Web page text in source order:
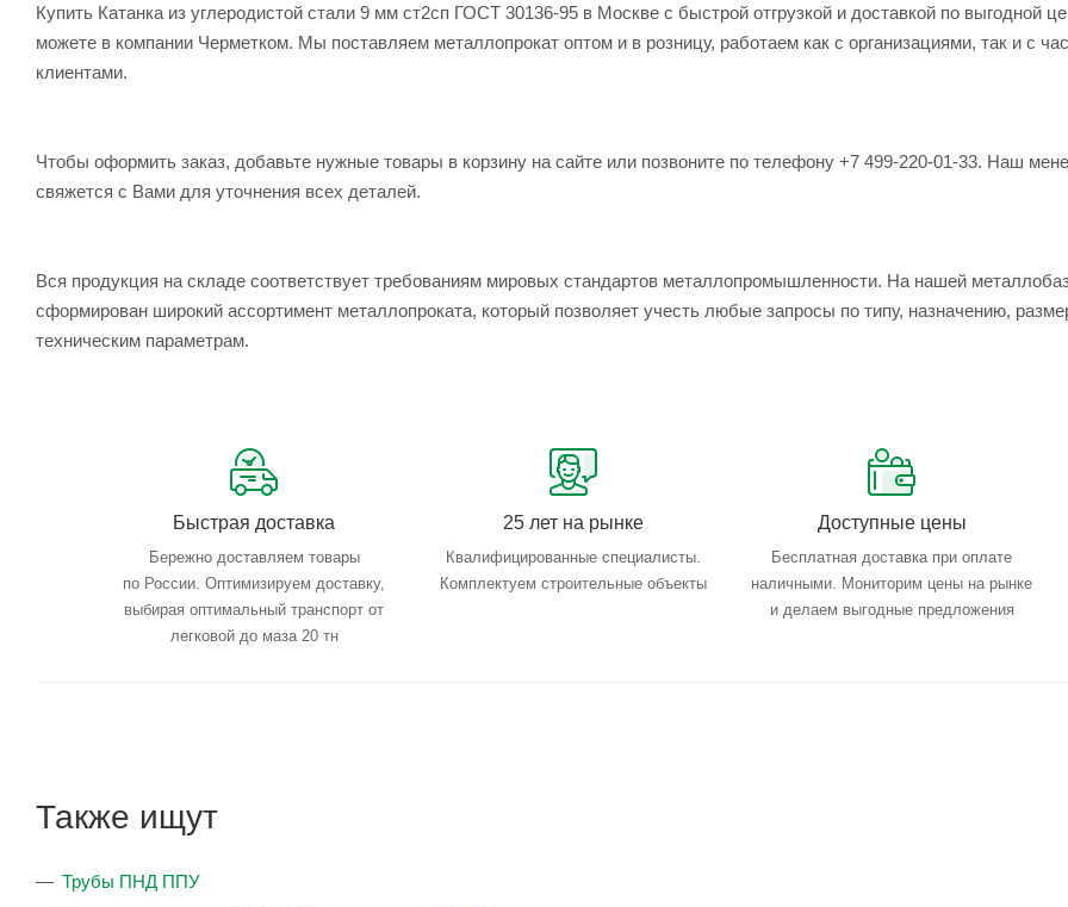
Купить Катанка из углеродистой стали 9 мм ст2сп ГОСТ 30136-95 в Москве с быстрой отгрузкой и доставкой по выгодной
можете в компании Черметком. Мы поставляем металлопрокат оптом и в розницу, работаем как с организациями, так и с
клиентами.
Чтобы оформить заказ, добавьте нужные товары в корзину на сайте или позвоните по телефону +7 499-220-01-33. Наш
свяжется с Вами для уточнения всех деталей.
Вся продукция на складе соответствует требованиям мировых стандартов металлопромышленности. На нашей
сформирован широкий ассортимент металлопроката, который позволяет учесть любые запросы по типу, назначению,
техническим параметрам.
Быстрая доставка
Бережно доставляем товары
по России. Оптимизируем доставку,
выбирая оптимальный транспорт от
легковой до маза 20 тн
25 лет на рынке
Квалифицированные специалисты.
Комплектуем строительные объекты
Доступные цены
Бесплатная доставка при оплате
наличными. Мониторим цены на рынке
и делаем выгодные предложения
Также ищут
Трубы ПНД ППУ